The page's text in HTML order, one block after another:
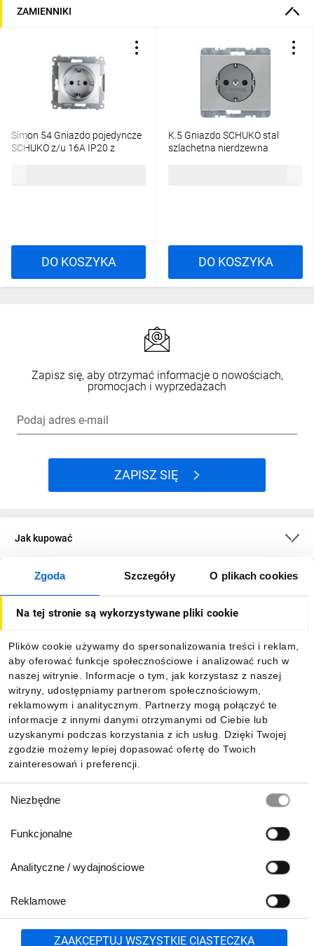
Zgoda Szczegóły O plikach cookies
Na tej stronie są wykorzystywane pliki cookie
Plików cookie używamy do spersonalizowania treści i reklam,
aby oferować funkcje społecznościowe i analizować ruch w
naszej witrynie. Informacje o tym, jak korzystasz z naszej
witryny, udostępniamy partnerom społecznościowym,
reklamowym i analitycznym. Partnerzy mogą połączyć te
informacje z innymi danymi otrzymanymi od Ciebie lub
uzyskanymi podczas korzystania z ich usług. Dzięki Twojej
zgodzie możemy lepiej dopasować ofertę do Twoich
zainteresowań i preferencji.
zgody
Niezbędne
Funkcjonalne
Analityczne / wydajnościowe
Reklamowe
ZAAKCEPTUJ WSZYSTKIE CIASTECZKA
ZAMIENNIKI
Simon 54 Gniazdo pojedyncze
SCHUKO z/u 16A IP20 z
DO KOSZYKA
K.5 Gniazdo SCHUKO stal
szlachetna nierdzewna
DO KOSZYKA
Zapisz się, aby otrzymać informacje o nowościach,
promocjach i wyprzedażach
Podaj adres e-mail
ZAPISZ SIĘ
Jak kupować
O firmie
Informacje
Pobierz naszą aplikację mobilną:
801 500 700 lub
71 37 61 600